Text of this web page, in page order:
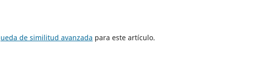
de similitud avanzada para este artículo.